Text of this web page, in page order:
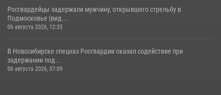
Росгвардейцы задержали мужчину, открывшего стрельбу в
Подмосковье (вид...
06 августа 2026, 12:35
В Новосибирске спецназ Росгвардии оказал содействие при
задержании под...
06 августа 2026, 07:09